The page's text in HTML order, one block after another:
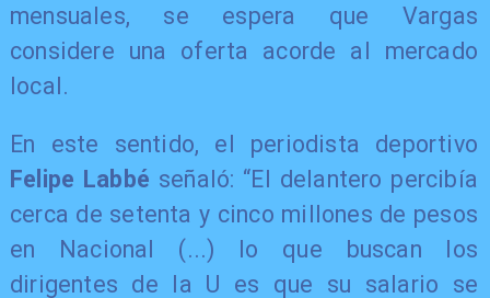
mensuales, se espera que Vargas
considere una oferta acorde al mercado
local.
En este sentido, el periodista deportivo
Felipe Labbé señaló: “El delantero percibía
cerca de setenta y cinco millones de pesos
en Nacional (...) lo que buscan los
dirigentes de la U es que su salario se